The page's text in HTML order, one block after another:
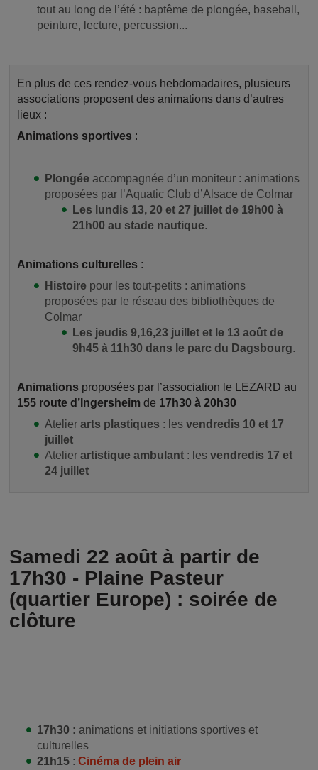
tout au long de l’été : baptême de plongée, baseball,
peinture, lecture, percussion...
En plus de ces rendez-vous hebdomadaires, plusieurs
associations proposent des animations dans d’autres
lieux :
Animations sportives :
Plongée accompagnée d’un moniteur : animations
proposées par l’Aquatic Club d’Alsace de Colmar
Les lundis 13, 20 et 27 juillet de 19h00 à
21h00 au stade nautique.
Animations culturelles :
Histoire pour les tout-petits : animations
proposées par le réseau des bibliothèques de
Colmar
Les jeudis 9,16,23 juillet et le 13 août de
9h45 à 11h30 dans le parc du Dagsbourg.
Animations proposées par l’association le LEZARD au
155 route d’Ingersheim de 17h30 à 20h30
Atelier arts plastiques : les vendredis 10 et 17
juillet
Atelier artistique ambulant : les vendredis 17 et
24 juillet
Samedi 22 août à partir de
17h30 - Plaine Pasteur
(quartier Europe) : soirée de
clôture
17h30 : animations et initiations sportives et
culturelles
21h15 : Cinéma de plein air